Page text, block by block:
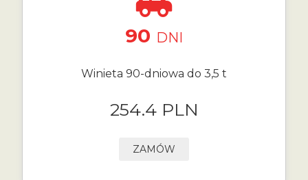
90 DNI
Winieta 90-dniowa do 3,5 t
254.4 PLN
ZAMÓW